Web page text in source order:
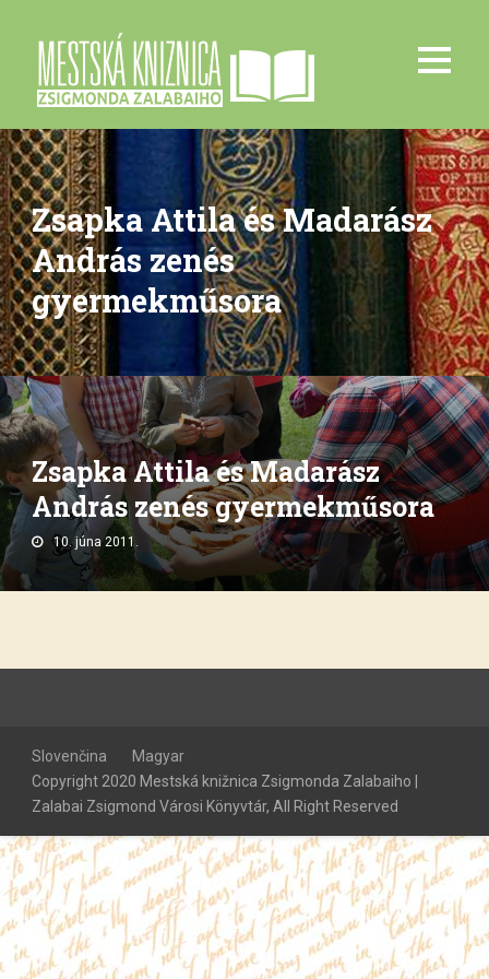
Zsapka Attila és Madarász
András zenés
gyermekműsora
Zsapka Attila és Madarász
András zenés gyermekműsora
10. júna 2011.
Slovenčina
Magyar
Copyright 2020 Mestská knižnica Zsigmonda Zalabaiho |
Zalabai Zsigmond Városi Könyvtár, All Right Reserved